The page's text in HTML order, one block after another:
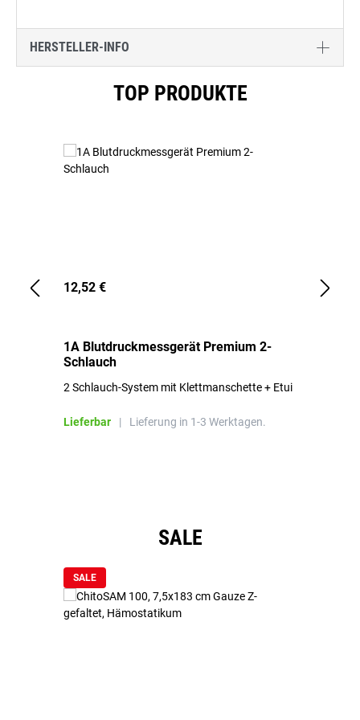
HERSTELLER-INFO
TOP PRODUKTE
12,52 €
1A Blutdruckmessgerät Premium 2-
Schlauch
2 Schlauch-System mit Klettmanschette + Etui
Lieferbar | Lieferung in 1-3 Werktagen.
SALE
SALE